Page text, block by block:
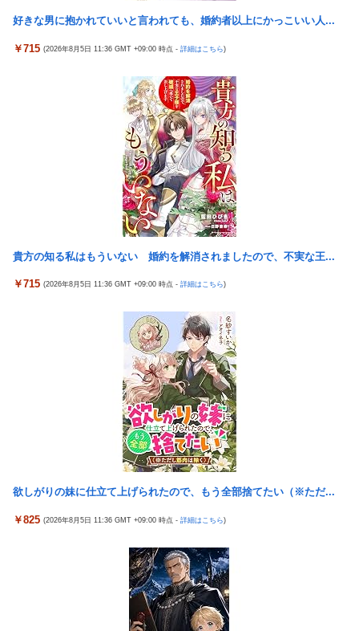
【艦これ】酔って妹に絡むアブルッツィ 他
Bang!!MV」公開！さらに「体験版」の配信が決定！
【二次エ□】 信濃(アズールレーン)ママの服の中でばぶばぶ甘え
浦和レッズ退団のMF中島翔哉がポルトガル2部ポルティモネンセ
加入決定 4年ぶりの古巣復帰に
モーニング娘｡次期エース鈴木もあ🩷性格も言葉使い(｢なの｣使い)
も道重さゆみに激似な件🩷
スロッターさん「最近の台はアレ引け、コレ引けうるさい。指図
【朗報】 任天堂、microSD Expressを普及させてしまう…
年商10億円を超える「ひとり親方」が激増、Mac miniを大量購
【閲覧注意】 部族に捕まった人間の殺され方、ギャングや麻薬カ
ルテルの10倍恐ろしいと話題に
森下も佐藤輝もDeNAの「これ」にやられてるんだが
週刊ファミ通に長野桃羽が登場！
実際のところ中国って日本をどうしたいんやろな？
『ゼルダの伝説BotW』が出て10年になろうとしてるけどまだ越
【試合結果】ヤクルト1-4中日 泥沼6連敗…山野5回4失点
られて会社クビになった
【朗報】オルタニキは欲しいもの全部もらったな
【動画】仲間に花火を水平撃ちしようとして障害を負ったかもし
好きな男に抱かれていいと言われても、婚約者以上にかっこいい人...
￥715 (2026年8月5日 11:36 GMT +09:00 時点 - 詳細はこちら)
貴方の知る私はもういない 婚約を解消されましたので、不実な王...
￥715 (2026年8月5日 11:36 GMT +09:00 時点 - 詳細はこちら)
欲しがりの妹に仕立て上げられたので、もう全部捨てたい（※ただ...
￥825 (2026年8月5日 11:36 GMT +09:00 時点 - 詳細はこちら)